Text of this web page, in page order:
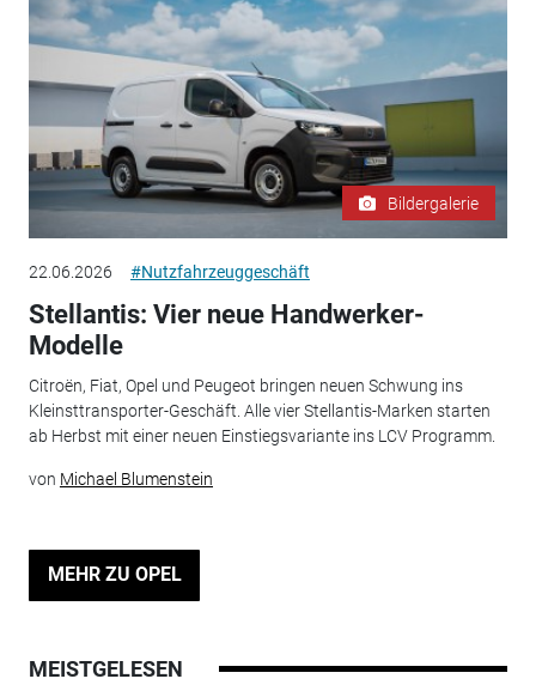
Bildergalerie
22.06.2026 #Nutzfahrzeuggeschäft
Stellantis: Vier neue Handwerker-
Modelle
Citroën, Fiat, Opel und Peugeot bringen neuen Schwung ins
Kleinsttransporter-Geschäft. Alle vier Stellantis-Marken starten
ab Herbst mit einer neuen Einstiegsvariante ins LCV Programm.
von Michael Blumenstein
MEHR ZU OPEL
MEISTGELESEN